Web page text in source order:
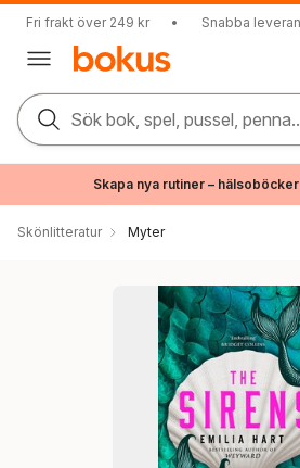
Fri frakt över 249 kr • Snabba
Sök bok, spel, pussel,
Skapa nya rutiner –
Skönlitteratur Myter